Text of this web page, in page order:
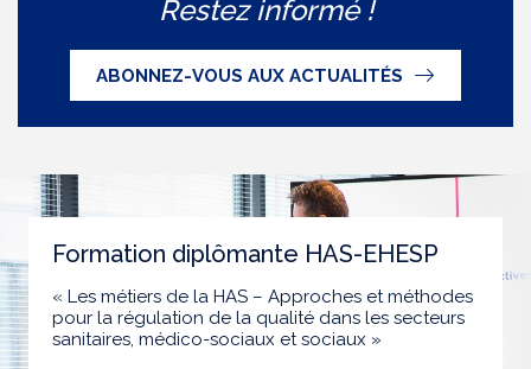
Restez informé !
ABONNEZ-VOUS AUX ACTUALITÉS
Formation diplômante HAS-EHESP
« Les métiers de la HAS – Approches et méthodes
pour la régulation de la qualité dans les secteurs
sanitaires, médico-sociaux et sociaux »